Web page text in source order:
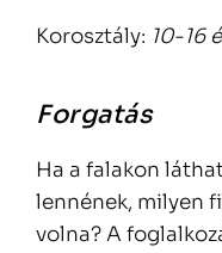
Korosztály: 10-16
Forgatás
Ha a falakon
lennének, milyen
volna? A